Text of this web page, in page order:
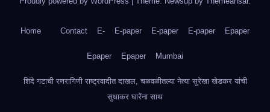
Home Contact E- E-paper E-paper E-paper Epaper
Epaper Epaper Mumbai
शिंदे गटाची रणरागिणी राष्ट्रवादीत दाखल, चळवळीतल्या नेत्या सुरेखा खेडकर यांची
सुधाकर घारेंना साथ